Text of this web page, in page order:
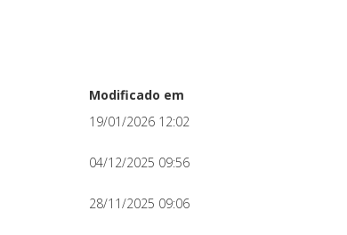
Modificado em
19/01/2026 12:02
04/12/2025 09:56
28/11/2025 09:06